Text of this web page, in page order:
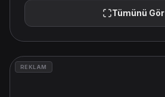
Tümünü Gör
REKLAM